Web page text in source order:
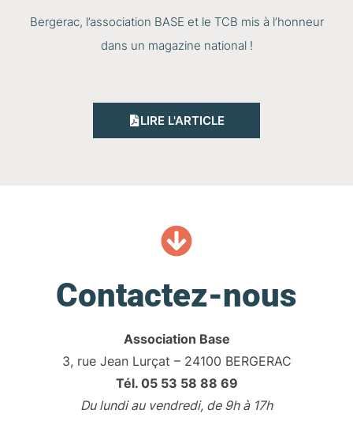
Bergerac, l’association BASE et le TCB mis à l’honneur
dans un magazine national !
LIRE L'ARTICLE
Contactez-nous
Association Base
3, rue Jean Lurçat – 24100 BERGERAC
Tél. 05 53 58 88 69
Du lundi au vendredi, de 9h à 17h